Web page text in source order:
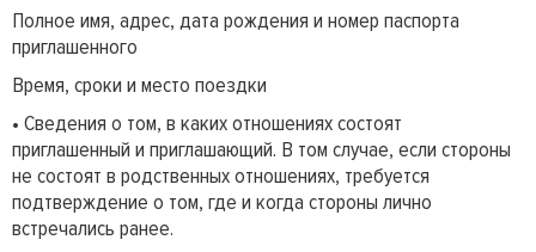
Полное имя, адрес, дата рождения и номер паспорта
приглашенного
Время, сроки и место поездки
• Сведения о том, в каких отношениях состоят
приглашенный и приглашающий. В том случае, если стороны
не состоят в родственных отношениях, требуется
подтверждение о том, где и когда стороны лично
встречались ранее.